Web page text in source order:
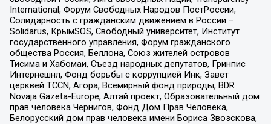
International, Форум Свободных Народов ПостРоссии,
Солидарность с гражданским движением в России –
Solidarus, КрымSOS, Свободный университет, Институт
государственного управления, Форум гражданского
общества Россия, Беллона, Союз жителей островов
Тисима и Хабомаи, Съезд народных депутатов, Гринпис
Интернешнл, Фонд борьбы с коррупцией Инк, Завет
церквей TCCN, Агора, Всемирный фонд природы, BDR
Novaja Gazeta-Europe, Алтай проект, Образовательный дом
прав человека Чернигов, Фонд Дом Прав Человека,
Белорусский дом прав человека имени Бориса Звозскова,